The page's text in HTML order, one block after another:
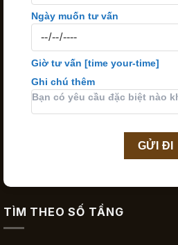
Ngày muốn tư vấn
Giờ tư vấn [time your-time]
Ghi chú thêm
TÌM THEO SỐ TẦNG